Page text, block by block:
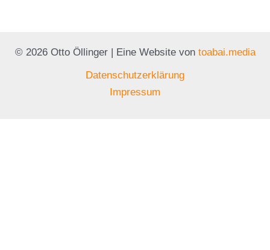
© 2026 Otto Öllinger | Eine Website von toabai.media
Datenschutzerklärung
Impressum